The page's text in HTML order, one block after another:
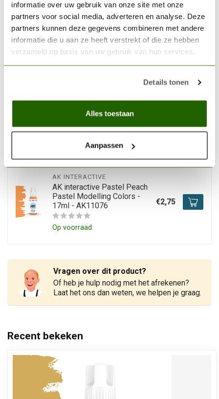
informatie over uw gebruik van onze site met onze
partners voor social media, adverteren en analyse. Deze
partners kunnen deze gegevens combineren met andere
informatie die u aan ze heeft verstrekt of die ze hebben
verzameld op basis van uw gebruik van hun services.
Details tonen
Alles toestaan
Aanpassen
AK INTERACTIVE
AK interactive Warm Grey
Acrylic Modelling Colors -
17ml - AK11009
€2,75
AK INTERACTIVE
AK interactive Pastel Yellow
Pastel Modelling Colors -
17ml - AK11037
Op voorraad
AK INTERACTIVE
AK interactive Pastel Peach
Pastel Modelling Colors -
17ml - AK11076
Op voorraad
€2,75
Vragen over dit product?
Of heb je hulp nodig met het afrekenen?
Laat het ons dan weten, we helpen je graag.
Recent bekeken